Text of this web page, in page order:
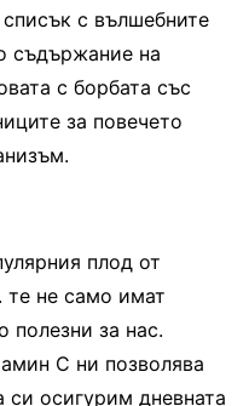
с вълшебните
съдържание на
с борбата със
за повечето
плод от
те не само имат
полезни за нас.
С ни позволява
си осигурим дневната